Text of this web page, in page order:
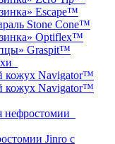
Escape™
Stone Cone™
Optiflex™
Graspit™
кожух Navigator™
кожух Navigator™
нефростомии
Jinro с